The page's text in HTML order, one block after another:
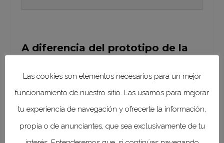
A diferencia del prototipo de la
Moderna,en la que se utiliza
tecnología deARNm,codificando
una forma estabilizada de la proteína
Spike (S), considerada como la punta
Las cookies son elementos necesarios para un mejor
funcionamiento de nuestro sitio. Las usamos para mejorar
tu experiencia de navegación y ofrecerte la información,
propia o de anunciantes, que sea exclusivamente de tu